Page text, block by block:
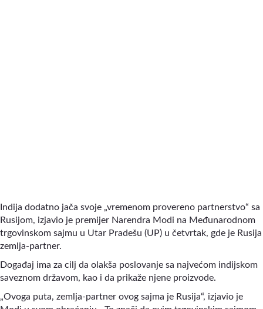
Indija dodatno jača svoje „vremenom provereno partnerstvo“ sa
Rusijom, izjavio je premijer Narendra Modi na Međunarodnom
trgovinskom sajmu u Utar Pradešu (UP) u četvrtak, gde je Rusija
zemlja-partner.
Događaj ima za cilj da olakša poslovanje sa najvećom indijskom
saveznom državom, kao i da prikaže njene proizvode.
„Ovoga puta, zemlja-partner ovog sajma je Rusija“, izjavio je